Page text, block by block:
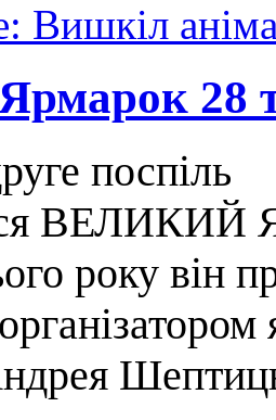
Вишкіл
28
поспіль
ВЕЛИКИЙ
року він